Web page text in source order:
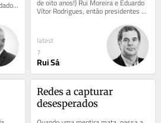
o de oito anos!) Rui Moreira e Eduardo
Vítor Rodrigues, então presidentes
das câmaras municipais do Porto e
latest
7
Rui Sá
Redes a capturar
desesperados